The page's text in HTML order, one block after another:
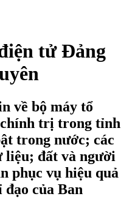
tử Đảng
về bộ máy tổ
trị trong tỉnh
trong nước; các
liệu; đất và người
phục vụ hiệu quả
đạo của Ban